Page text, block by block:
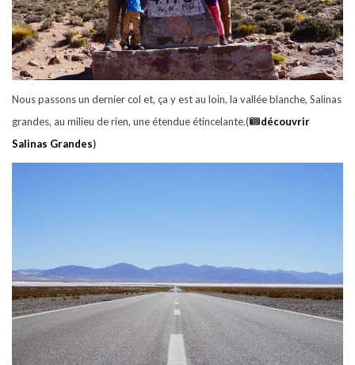
Nous passons un dernier col et, ça y est au loin, la vallée blanche, Salinas
grandes, au milieu de rien, une étendue étincelante.(
découvrir
Salinas Grandes)